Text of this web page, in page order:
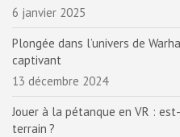
6 janvier 2025
Plongée dans l’univers de
captivant
13 décembre 2024
Jouer à la pétanque en VR :
terrain ?